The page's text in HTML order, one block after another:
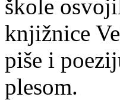
škole
knjižnice
piše i
plesom.